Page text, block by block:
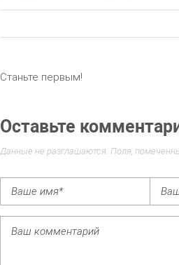
Станьте первым!
Оставьте
Данные не разглашаются. Поля,